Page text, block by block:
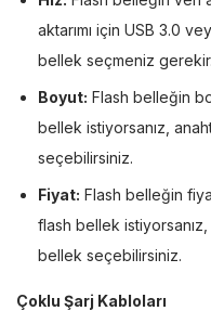
aktarımı için USB 3.0
bellek seçmeniz gerekir.
Boyut: Flash belleğin
bellek istiyorsanız,
seçebilirsiniz.
Fiyat: Flash belleğin
flash bellek
bellek seçebilirsiniz.
Çoklu Şarj Kabloları